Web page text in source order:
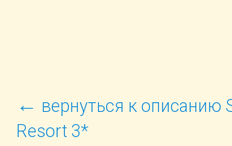
← вернуться к описанию
Resort 3*